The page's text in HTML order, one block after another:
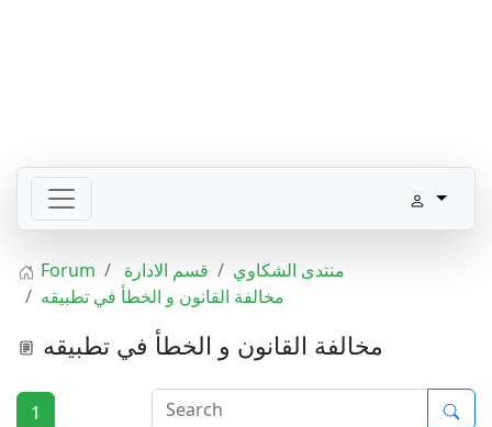
Forum قسم الادارة
منتدى الشكاوي
مخالفة القانون و الخطأ في تطبيقه
مخالفة القانون و الخطأ في تطبيقه
1